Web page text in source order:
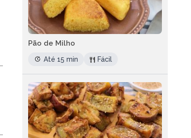
Pão de Milho
Até 15 min Fácil